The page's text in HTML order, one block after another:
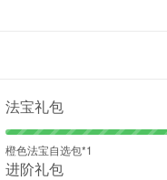
法宝礼包
橙色法宝自选包*1
进阶礼包